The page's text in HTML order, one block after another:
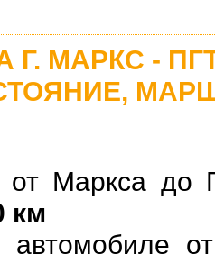
Г. МАРКС -
от Маркса до
км
автомобиле